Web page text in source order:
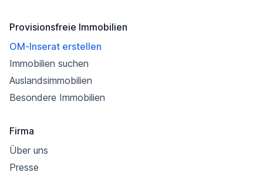
Provisionsfreie Immobilien
OM-Inserat erstellen
Immobilien suchen
Auslandsimmobilien
Besondere Immobilien
Firma
Über uns
Presse